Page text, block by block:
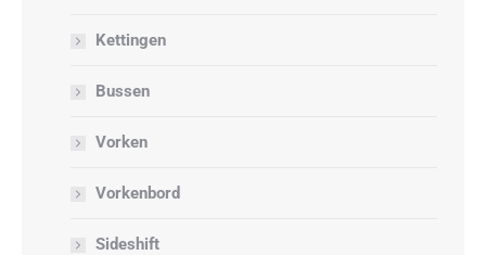
Kettingen
Bussen
Vorken
Vorkenbord
Sideshift